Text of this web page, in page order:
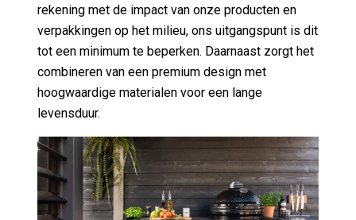
verpakkingen op het milieu, ons uitgangspunt is dit
tot een minimum te beperken. Daarnaast zorgt het
combineren van een premium design met
hoogwaardige materialen voor een lange
levensduur.